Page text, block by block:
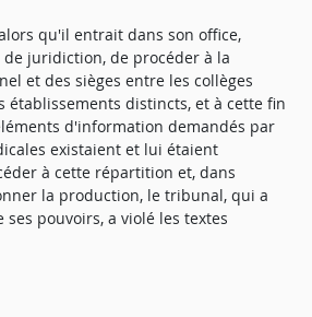
qu'il entrait dans son office,
juridiction, de procéder à la
et des sièges entre les collèges
établissements distincts, et à cette fin
d'information demandés par
existaient et lui étaient
à cette répartition et, dans
la production, le tribunal, qui a
pouvoirs, a violé les textes